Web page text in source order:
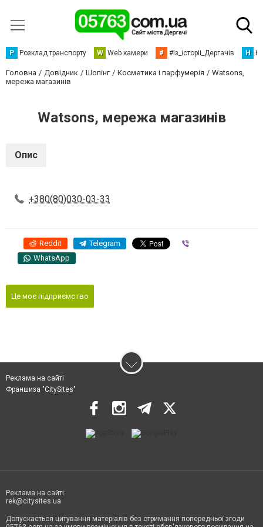
Р Розклад транспорту W Web камери # #Із_історіі_Дергачів Н
Головна Довідник Шопінг Косметика і парфумерія
Watsons,
мережа магазинів
Watsons, мережа магазинів
Опис
+380(80)030-03-33
Reddit Telegram
WhatsApp
Це моє підприємство
Реклама на сайті
Франшиза "CitySites"
Реклама на сайті:
rek@citysites.ua
Допускається цитування матеріалів без отримання попередньої згоди